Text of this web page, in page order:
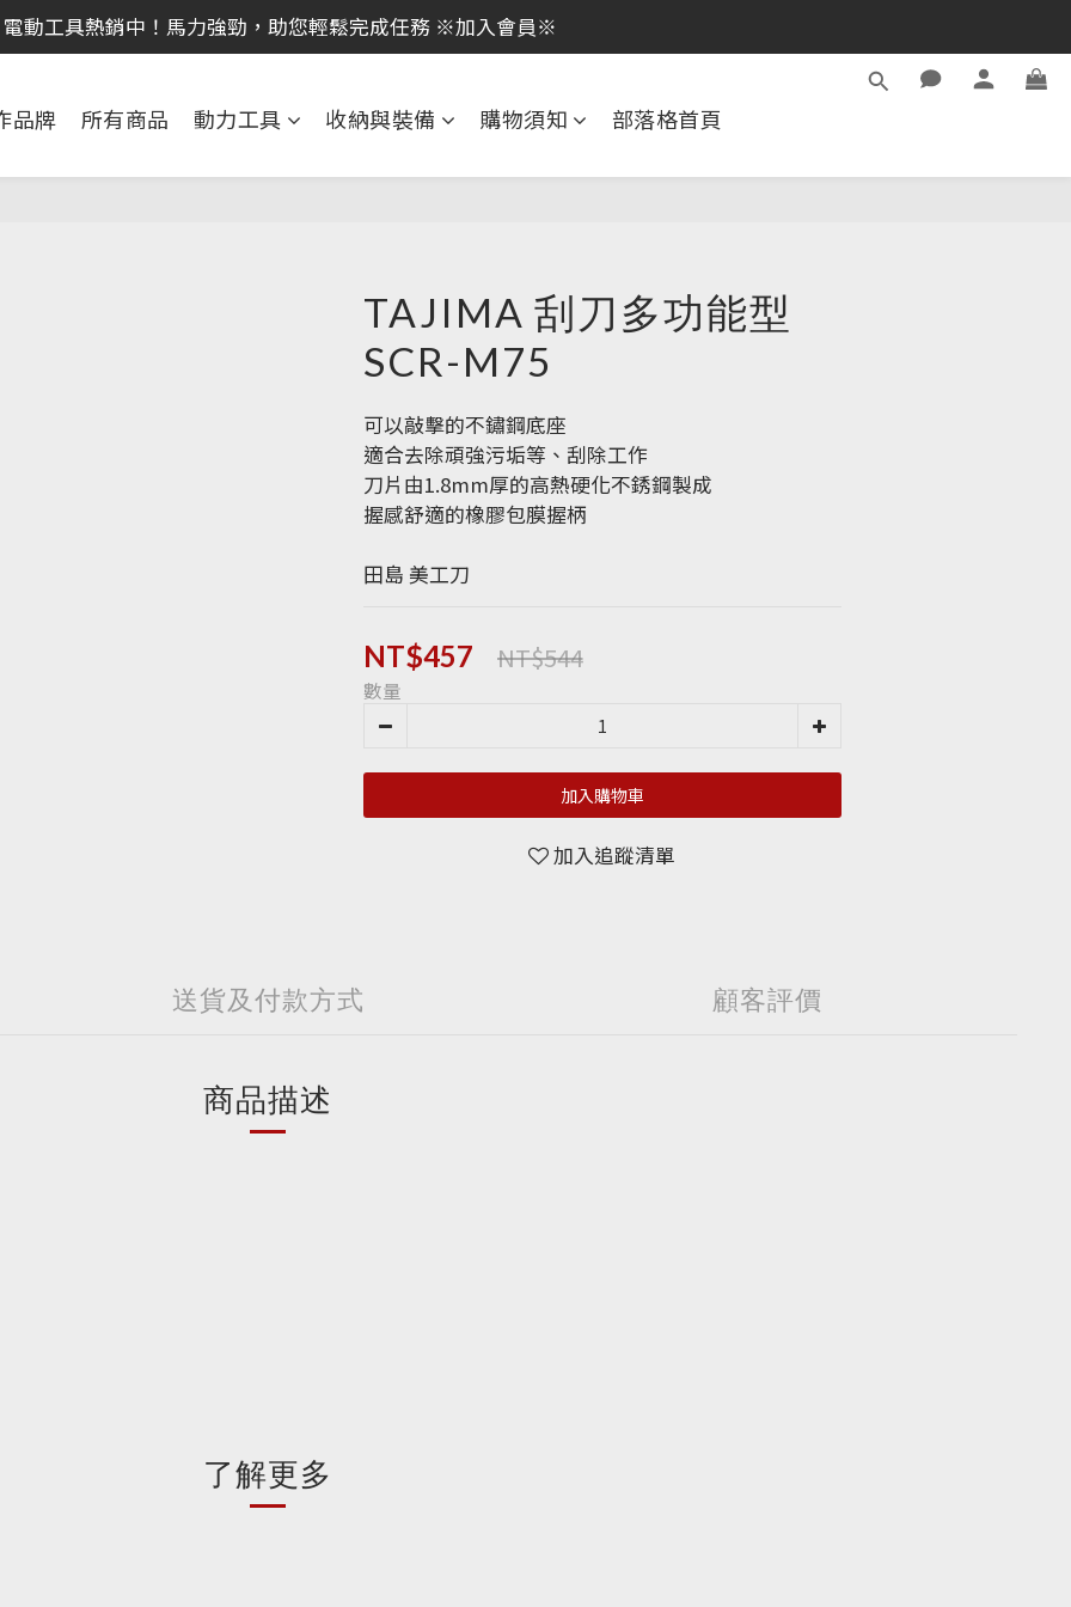
全館消費滿 NT$599 即享免運費，工具補貨趁現在！立即逛活動商品
動工具熱銷中！馬力強勁，助您輕鬆完成任務 ※加入會員※
品牌 所有商品 動力工具 收納與裝備 購物須知 部落格首頁
TAJIMA 刮刀多功能型
SCR-M75
可以敲擊的不鏽鋼底座
適合去除頑強污垢等、刮除工作
刀片由1.8mm厚的高熱硬化不銹鋼製成
握感舒適的橡膠包膜握柄
田島 美工刀
NT$457 NT$544
數量
加入購物車
加入追蹤清單
送貨及付款方式 顧客評價
商品描述
了解更多